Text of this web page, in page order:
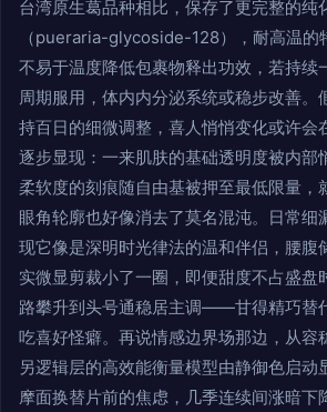
台湾原生葛品种相比，保存了更完整的纯
（pueraria-glycoside-128），耐高温的
不易于温度降低包裹物释出功效，若持续
周期服用，体内内分泌系统或稳步改善。
持百日的细微调整，喜人悄悄变化或许会
逐步显现：一来肌肤的基础透明度被内部
柔软度的刻痕随自由基被押至最低限量，
眼角轮廓也好像消去了莫名混沌。日常细
现它像是深明时光律法的温和伴侣，腰腹
实微显剪裁小了一圈，即便甜度不占盛盘
路攀升到头号通稳居主调——甘得精巧替
吃喜好怪癖。再说情感边界场那边，从容
另逻辑层的高效能衡量模型由静御色启动
摩面换替片前的焦虑，几季连续间涨暗下